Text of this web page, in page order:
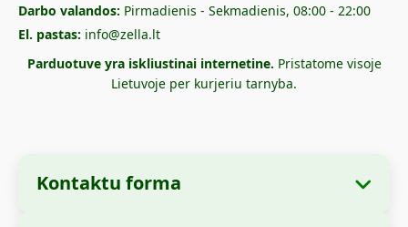
Darbo valandos: Pirmadienis - Sekmadienis, 08:00 - 22:00
El. pastas: info@zella.lt
Parduotuve yra iskliustinai internetine. Pristatome visoje
Lietuvoje per kurjeriu tarnyba.
Kontaktu forma